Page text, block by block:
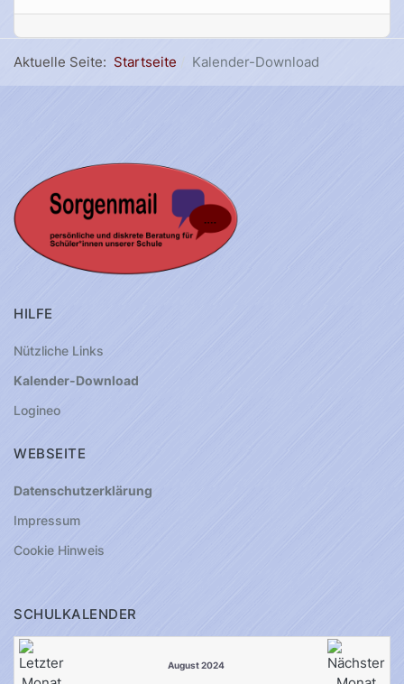
Aktuelle Seite: Startseite Kalender-Download
HILFE
Nützliche Links
Kalender-Download
Logineo
WEBSEITE
Datenschutzerklärung
Impressum
Cookie Hinweis
SCHULKALENDER
August 2024